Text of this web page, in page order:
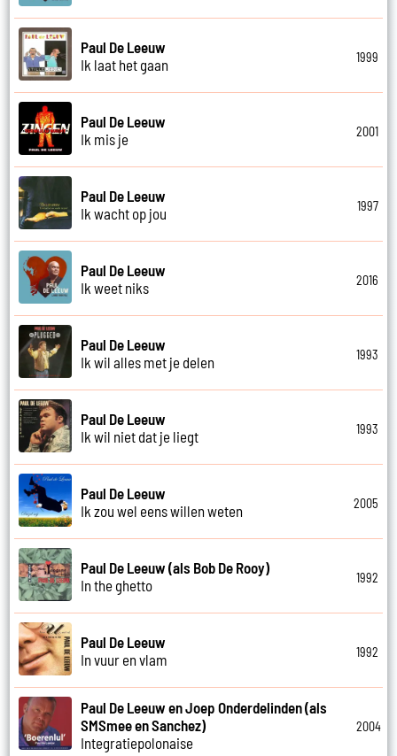
Paul De Leeuw
Ik laat het gaan
1999
Paul De Leeuw
Ik mis je
2001
Paul De Leeuw
Ik wacht op jou
1997
Paul De Leeuw
Ik weet niks
2016
Paul De Leeuw
Ik wil alles met je delen
1993
Paul De Leeuw
Ik wil niet dat je liegt
1993
Paul De Leeuw
Ik zou wel eens willen weten
2005
Paul De Leeuw (als Bob De Rooy)
In the ghetto
1992
Paul De Leeuw
In vuur en vlam
1992
Paul De Leeuw en Joep Onderdelinden (als
SMSmee en Sanchez)
Integratiepolonaise
2004